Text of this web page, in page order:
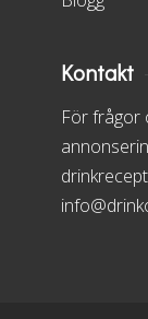
Kontakt
För frågor